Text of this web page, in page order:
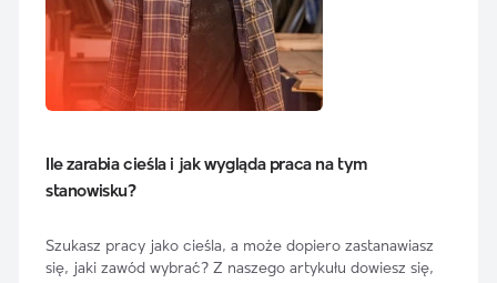
Ile zarabia cieśla i jak wygląda praca na tym
stanowisku?
Szukasz pracy jako cieśla, a może dopiero zastanawiasz
się, jaki zawód wybrać? Z naszego artykułu dowiesz się,